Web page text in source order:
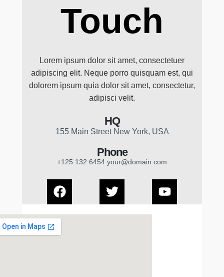
Touch
Lorem ipsum dolor sit amet, consectetuer
adipiscing elit. Neque porro quisquam est, qui
dolorem ipsum quia dolor sit amet, consectetur,
adipisci velit.
HQ
155 Main Street New York, USA
Phone
+125 132 6454 your@domain.com